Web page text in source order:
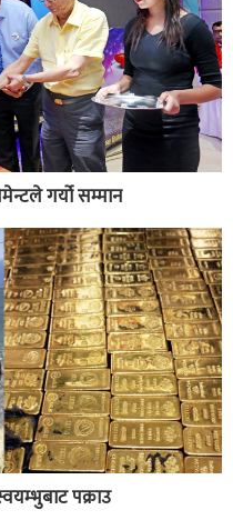
गर्यो सम्मान
पक्राउ